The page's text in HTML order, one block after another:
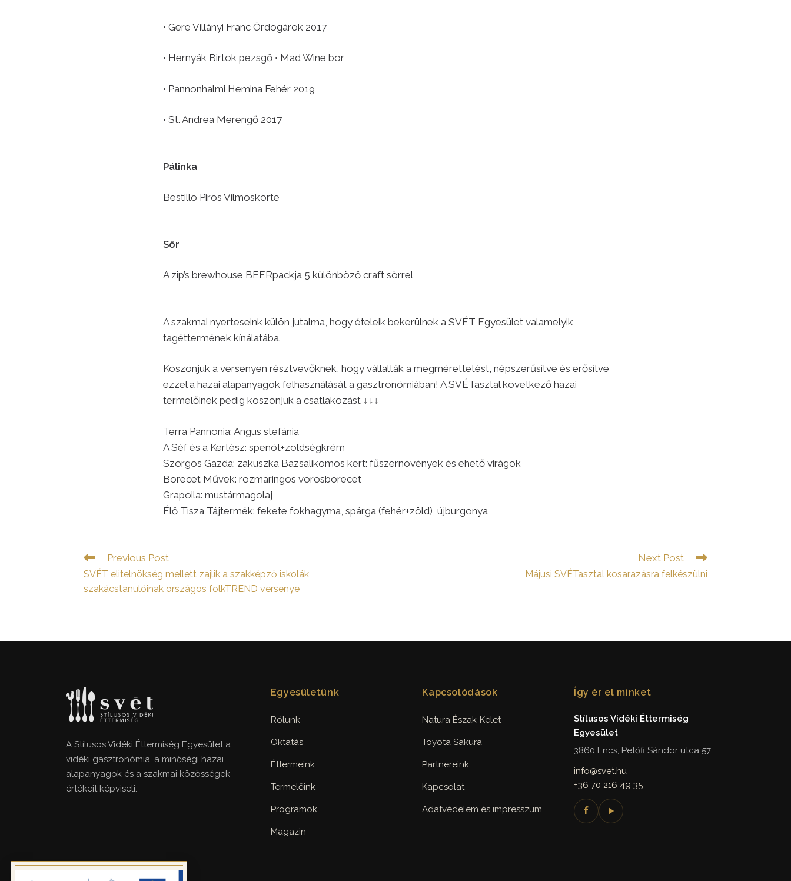
• Gere Villányi Franc Ördögárok 2017
• Hernyák Birtok pezsgő • Mad Wine bor
• Pannonhalmi Hemina Fehér 2019
• St. Andrea Merengő 2017
Pálinka
Bestillo Piros Vilmoskörte
Sör
A zip’s brewhouse BEERpackja 5 különböző craft sörrel
A szakmai nyerteseink külön jutalma, hogy ételeik bekerülnek a SVÉT Egyesület valamelyik
tagéttermének kínálatába.
Köszönjük a versenyen résztvevőknek, hogy vállalták a megmérettetést, népszerűsítve és erősítve
ezzel a hazai alapanyagok felhasználását a gasztronómiában! A SVÉTasztal következő hazai
termelőinek pedig köszönjük a csatlakozást ↓↓↓
Terra Pannonia: Angus stefánia
A Séf és a Kertész: spenót+zöldségkrém
Szorgos Gazda: zakuszka Bazsalikomos kert: fűszernövények és ehető virágok
Borecet Művek: rozmaringos vörösborecet
Grapoila: mustármagolaj
Élő Tisza Tájtermék: fekete fokhagyma, spárga (fehér+zöld), újburgonya
Read
more
articles
Previous Post
SVÉT elitelnökség mellett zajlik a szakképző iskolák
szakácstanulóinak országos folkTREND versenye
Next Post
Májusi SVÉTasztal kosarazásra felkészülni
A Stílusos Vidéki Éttermiség Egyesület a
vidéki gasztronómia, a minőségi hazai
alapanyagok és a szakmai közösségek
értékeit képviseli.
Egyesületünk
Rólunk
Oktatás
Éttermeink
Termelőink
Programok
Magazin
Kapcsolódások
Natura Észak-Kelet
Toyota Sakura
Partnereink
Kapcsolat
Adatvédelem és impresszum
Így ér el minket
Stílusos Vidéki Éttermiség
Egyesület
3860 Encs, Petőfi Sándor utca 57.
info@svet.hu
+36 70 216 49 35
f